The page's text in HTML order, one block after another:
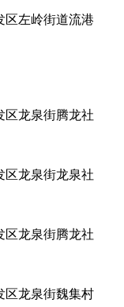
左岭街道流港
区龙泉街腾龙社
区龙泉街龙泉社
区龙泉街腾龙社
区龙泉街魏集村